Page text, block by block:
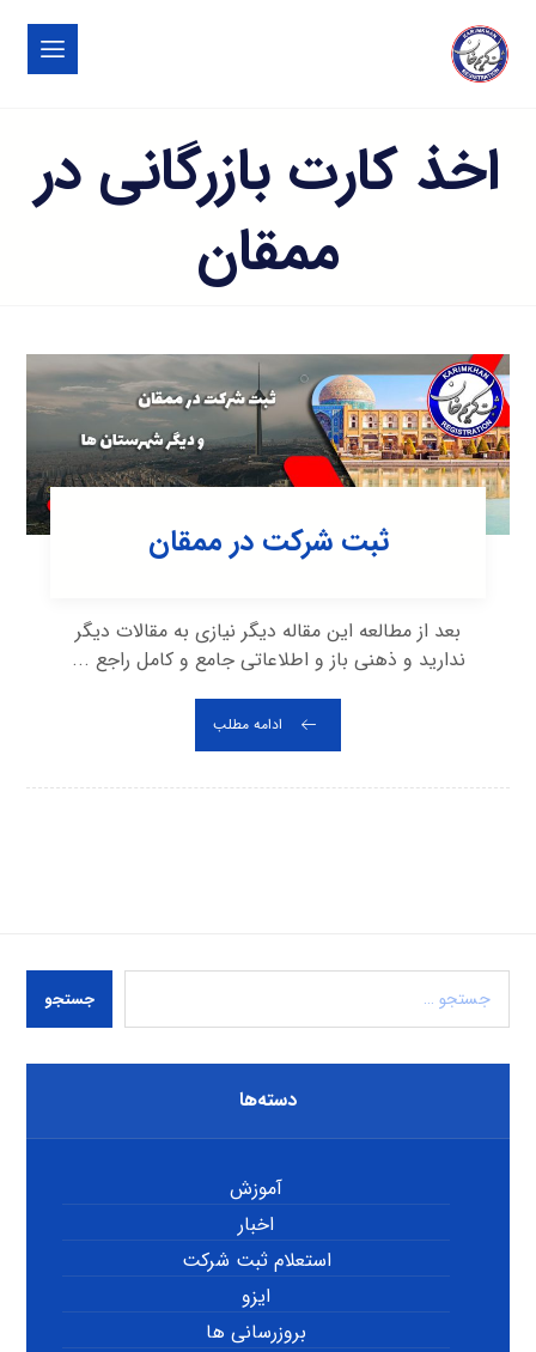
اخذ کارت بازرگانی در
ممقان
ثبت شرکت در ممقان
بعد از مطالعه این مقاله دیگر نیازی به مقالات دیگر
ندارید و ذهنی باز و اطلاعاتی جامع و کامل راجع ...
ادامه مطلب
جستجو
دسته‌ها
آموزش
اخبار
استعلام ثبت شرکت
ایزو
بروزرسانی ها